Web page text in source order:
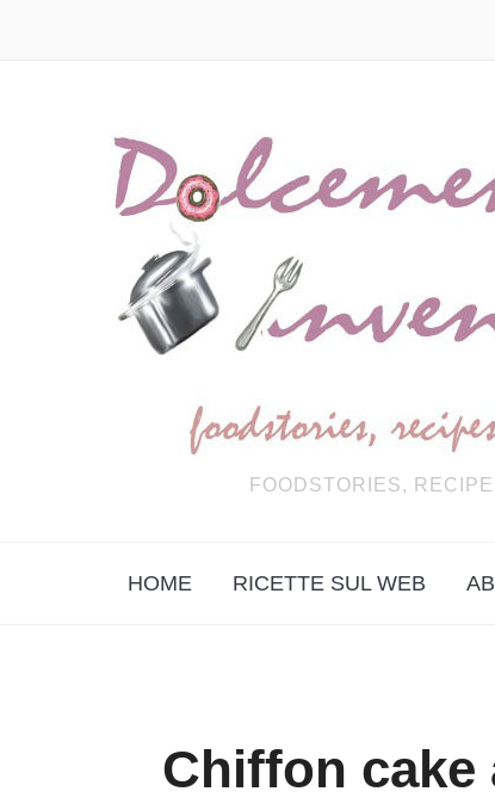
FOODSTORIES,
HOME RICETTE SUL WEB
Chiffon cake